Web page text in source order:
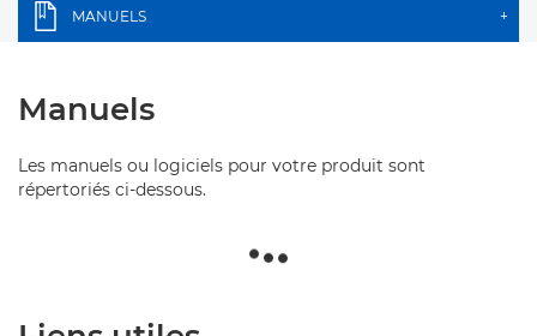
MANUELS +
Manuels
Les manuels ou logiciels pour votre produit sont
répertoriés ci-dessous.